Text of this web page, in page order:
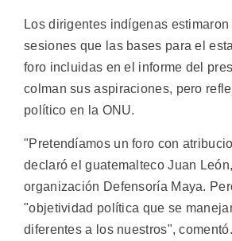
Los dirigentes indígenas
sesiones que las bases para el
foro incluidas en el informe del
colman sus aspiraciones, pero
político en la ONU.
"Pretendíamos un foro con
declaró el guatemalteco Juan
organización Defensoría Maya.
"objetividad política que se
diferentes a los nuestros", comentó.